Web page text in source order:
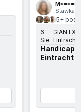
Stawka
5+
6
Sie
GIANTX
Eintracht
Handicap
Eintracht